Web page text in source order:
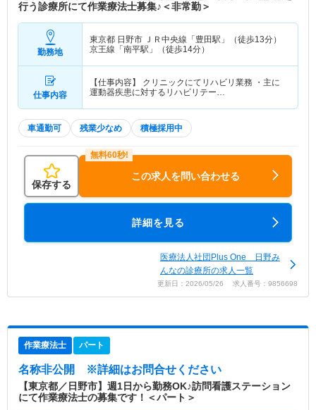
行う診療所にて作業療法士募集♪＜非常勤＞
勤務地
東京都 日野市 ＪＲ中央線「豊田駅」（徒歩13分）
京王線「南平駅」（徒歩14分）
仕事内容
【仕事内容】 クリニックにてリハビリ業務 ・主に
運動器疾患に対するリハビリテー…
車通勤可 残業少なめ 積極採用中
保存する
この求人を問い合わせる
詳細を見る
医療法人社団Plus One 日野み
んなの診療所の求人一覧
更新日：2026/05/26 求人番号：9856698
作業療法士 パート
名称非公開 ※詳細はお問合せください
【東京都／日野市】週1日から勤務OK♪訪問看護ステーション
にて作業療法士の募集です！＜パート＞